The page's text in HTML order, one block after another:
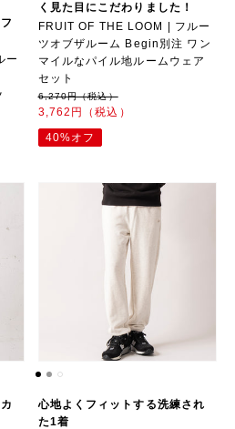
ー
く見た目にこだわりました！
FRUIT OF THE LOOM | フルー
ツオブザルーム Begin別注 ワン
マイルなパイル地ルームウェア
セット
6,270円（税込）
3,762円（税込）
40%オフ
心地よくフィットする洗練され
た1着